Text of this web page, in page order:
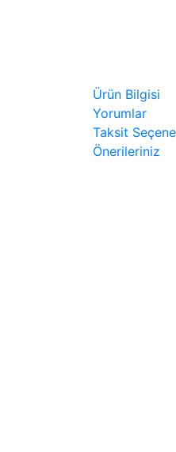
Ürün Bilgisi
Yorumlar
Taksit
Önerileriniz